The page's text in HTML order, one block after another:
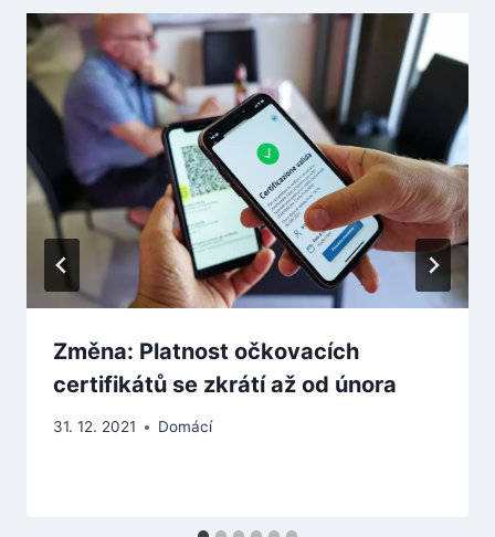
Změna: Platnost očkovacích
certifikátů se zkrátí až od února
31. 12. 2021 Domácí